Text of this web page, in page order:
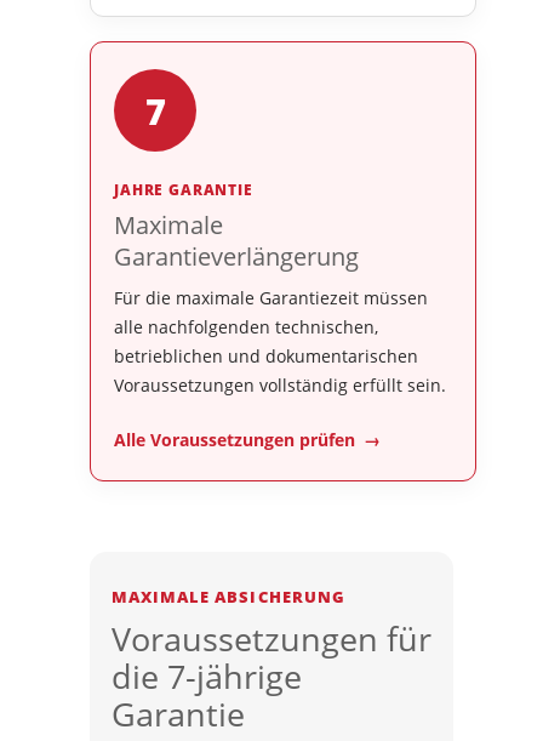
7
JAHRE GARANTIE
Maximale
Garantieverlängerung
Für die maximale Garantiezeit müssen
alle nachfolgenden technischen,
betrieblichen und dokumentarischen
Voraussetzungen vollständig erfüllt sein.
Alle Voraussetzungen prüfen
MAXIMALE ABSICHERUNG
Voraussetzungen für
die 7-jährige
Garantie